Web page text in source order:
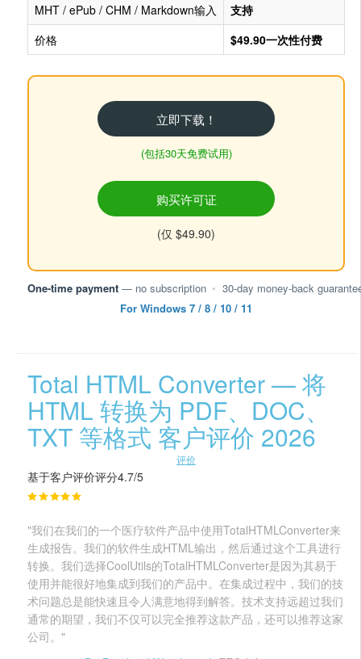
MHT / ePub / CHM / Markdown输入
支持
价格
$49.90一次性付费
立即下载！
(包括30天免费试用)
购买许可证
(仅 $49.90)
One-time payment — no subscription • 30-day money-back
For Windows 7 / 8 / 10 / 11
Total HTML Converter — 将
HTML 转换为 PDF、DOC、
TXT 等格式 客户评价 2026
评价
基于客户评价评分4.7/5
"我们在我们的一个医疗软件产品中使用TotalHTMLConverter来
生成报告。我们的软件生成HTML输出，然后通过这个工具进行
转换。我们选择CoolUtils的TotalHTMLConverter是因为其易于
使用并能很好地集成到我们的产品中。在集成过程中，我们的技
术问题总是能快速且令人满意地得到解答。技术支持远超过我们
通常的期望，我们不仅可以完全推荐这款产品，还可以推荐这家
公司。"